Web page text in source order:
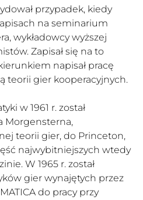
przypadek, kiedy
na seminarium
wykładowcy wyższej
Zapisał się na to
napisał pracę
teorii gier kooperacyjnych.
w 1961 r. został
Morgensterna,
teorii gier, do Princeton,
najwybitniejszych wtedy
W 1965 r. został
gier wynajętych przez
do pracy przy